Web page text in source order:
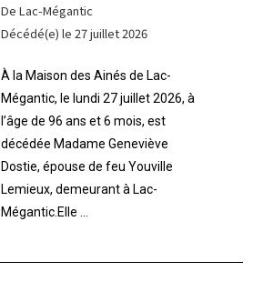
De Lac-Mégantic
Décédé(e) le 27 juillet 2026
À la Maison des Ainés de Lac-
Mégantic, le lundi 27 juillet 2026, à
l’âge de 96 ans et 6 mois, est
décédée Madame Geneviève
Dostie, épouse de feu Youville
Lemieux, demeurant à Lac-
Mégantic.Elle ...